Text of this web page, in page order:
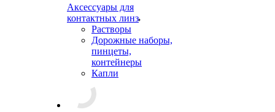
Аксессуары для
контактных линз
Растворы
Дорожные наборы,
пинцеты,
контейнеры
Капли